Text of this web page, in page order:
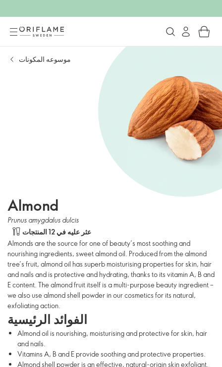
موسوعه المكونات
Almond
Prunus amygdalus dulcis
عثر عليه في 12 المنتجات
Almonds are the source for one of beauty’s most soothing and
nourishing ingredients, sweet almond oil. Produced from the almond
tree’s fruit, almond oil has superb moisturising properties for skin, hair
and nails and is protective and hydrating, thanks to its vitamin A, B and
E content. The almond fruit itself is a multi-purpose beauty ingredient –
we also use almond shell powder in our cosmetics for its natural,
exfoliating action.
الفوائد الرئيسية
Almond oil is nourishing, moisturising and protective for skin, hair
and nails.
Vitamins A, B and E provide soothing and protective properties.
Almond shell powder is an effective, natural-origin skin exfoliant.